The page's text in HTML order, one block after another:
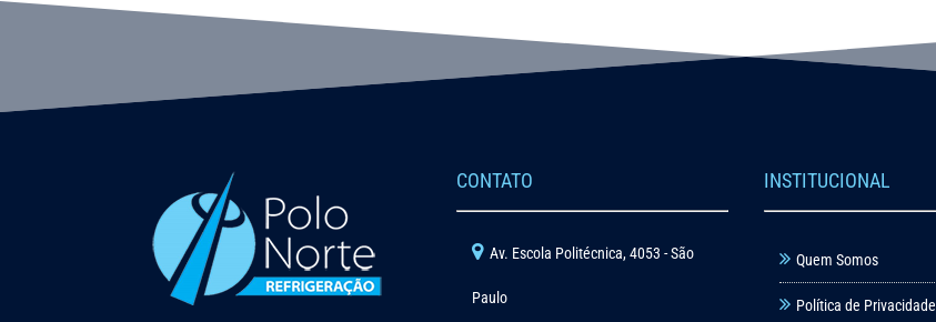
CONTATO
Av. Escola Politécnica, 4053 - São
Paulo
INSTITUCIONAL
Quem Somos
Política de Privacidade